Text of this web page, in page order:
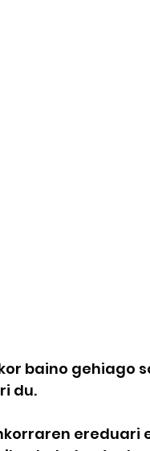
baino gehiago
du.
ereduari